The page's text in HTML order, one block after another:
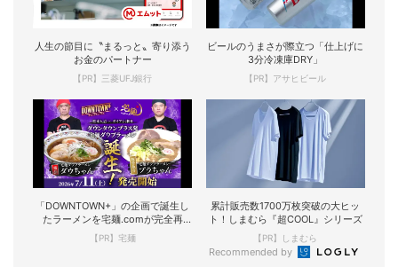
人生の節目に〝まるっと〟寄り添う
お金のパートナー
【PR】三菱UFJ銀行
ビールのうまさが際立つ「仕上げに
3分冷凍庫DRY」
【PR】アサヒビール
「DOWNTOWN+」の企画で誕生し
たラーメンを宅麺.comが完全再
現！
【PR】宅麺
累計販売数1700万枚突破の大ヒッ
ト！しまむら『超COOL』シリーズ
【PR】しまむら
Recommended by